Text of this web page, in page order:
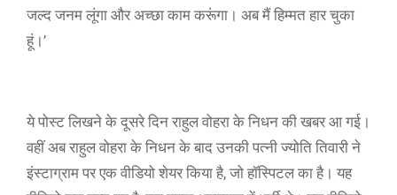
जल्द जनम लूंगा और अच्छा काम करूंगा। अब मैं हिम्मत हार चुका
हूं।’
ये पोस्ट लिखने के दूसरे दिन राहुल वोहरा के निधन की खबर आ गई।
वहीं अब राहुल वोहरा के निधन के बाद उनकी पत्नी ज्योति तिवारी ने
इंस्टाग्राम पर एक वीडियो शेयर किया है, जो हॉस्पिटल का है। यह